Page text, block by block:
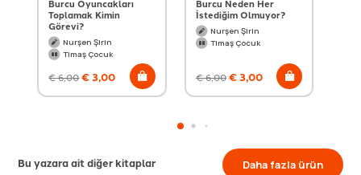
Burcu Oyuncakları
Toplamak Kimin
Görevi?
Nurşen Şirin
Timaş Çocuk
€6,00€ 3,00
Burcu Neden Her
İstediğim Olmuyor?
Nurşen Şirin
Timaş Çocuk
€6,00€3,00
Bu yazara ait diğer kitaplar Daha fazla ürün